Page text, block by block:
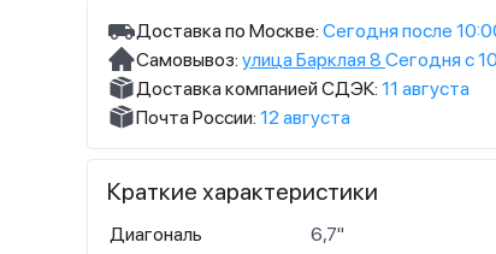
Доставка по Москве: Сегодня после
Самовывоз: улица Барклая 8 Сегодня с
Доставка компанией СДЭК: 11 августа
Почта России: 12 августа
Краткие характеристики
Диагональ
6,7"